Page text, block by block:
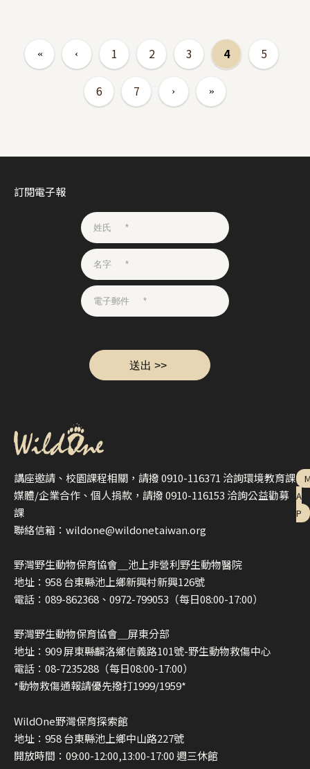
1 2 3 4 5
6 7
訂閱電子報
講座邀請、校園課程相關，請撥 0910-116371 洽詢環境教育課
媒體/企業合作、個人捐款，請撥 0910-116153 洽詢公益勸募
課
聯絡信箱：wildone@wildonetaiwan.org
野灣野生動物保育協會＿池上非營利野生動物醫院
地址：958 台東縣池上鄉新興村新興126號
電話：089-862368、0972-799053（每日08:00-17:00）
野灣野生動物保育協會＿屏東分部
地址：909 屏東縣麟洛鄉信義路101號-野生動物救傷中心
電話：08-7235288（每日08:00-17:00）
*動物救傷通報請優先撥打1999/1959*
WildOne野灣保育探索館
地址：958 台東縣池上鄉中山路227號
開放時間：09:00-12:00,13:00-17:00 週三休館
A
P